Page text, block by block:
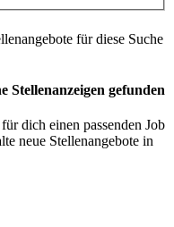
für diese Suche
Stellenanzeigen gefunden
dich einen passenden Job
neue Stellenangebote in